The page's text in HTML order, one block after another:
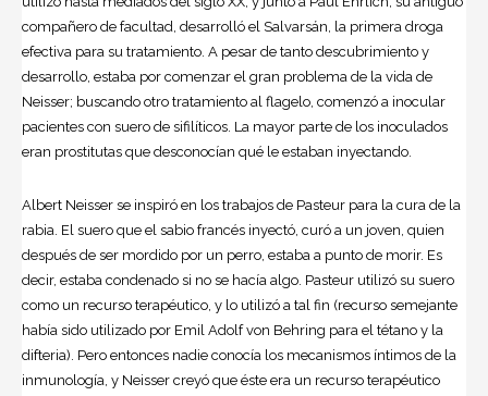
compañero de facultad, desarrolló el Salvarsán, la primera droga
efectiva para su tratamiento. A pesar de tanto descubrimiento y
desarrollo, estaba por comenzar el gran problema de la vida de
Neisser; buscando otro tratamiento al flagelo, comenzó a inocular
pacientes con suero de sifilíticos. La mayor parte de los inoculados
eran prostitutas que desconocían qué le estaban inyectando.
Albert Neisser se inspiró en los trabajos de Pasteur para la cura de la
rabia. El suero que el sabio francés inyectó, curó a un joven, quien
después de ser mordido por un perro, estaba a punto de morir. Es
decir, estaba condenado si no se hacía algo. Pasteur utilizó su suero
como un recurso terapéutico, y lo utilizó a tal fin (recurso semejante
había sido utilizado por Emil Adolf von Behring para el tétano y la
difteria). Pero entonces nadie conocía los mecanismos íntimos de la
inmunología, y Neisser creyó que éste era un recurso terapéutico